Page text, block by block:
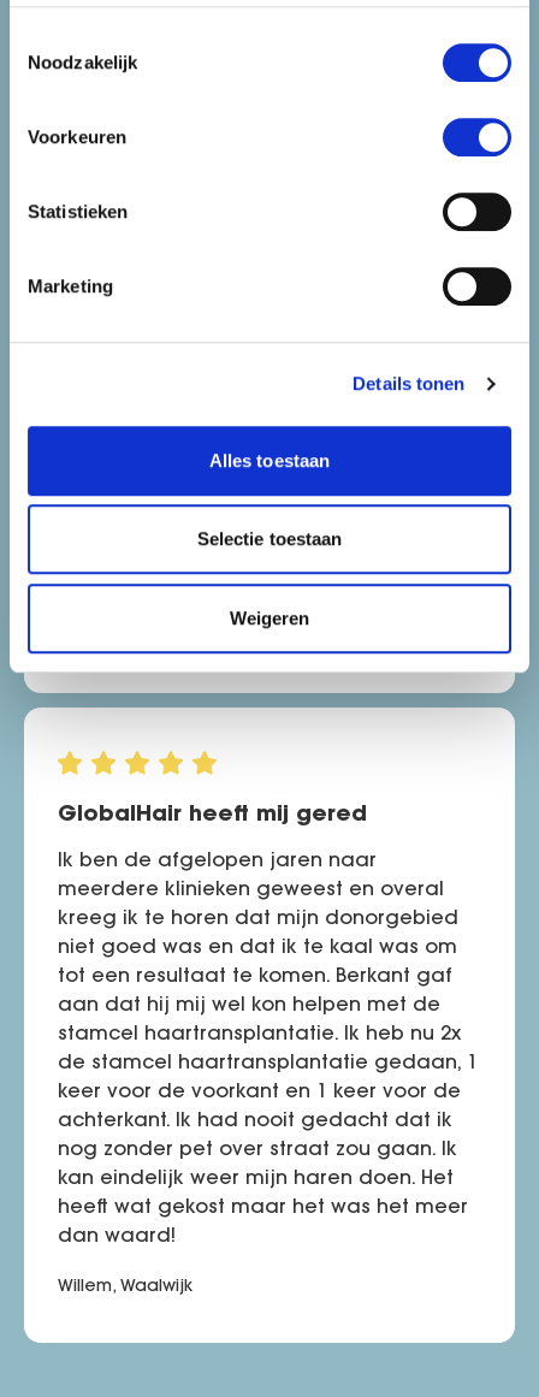
Noodzakelijk
Voorkeuren
Statistieken
Marketing
Details tonen
Alles toestaan
Selectie toestaan
Weigeren
Anita
Jarenlang heb ik het uitgesteld en zelfs
moest maken naar huis. Wat ben ik blij
werkelijk prijzenswaardig. Lieve mensen,
zonder enige haast en met zoveel
geduld hebben ze me er doorheen
heb gemaakt! Bedankt globalhair!
GlobalHair heeft mij gered
Ik ben de afgelopen jaren naar
meerdere klinieken geweest en overal
kreeg ik te horen dat mijn donorgebied
niet goed was en dat ik te kaal was om
tot een resultaat te komen. Berkant gaf
aan dat hij mij wel kon helpen met de
stamcel haartransplantatie. Ik heb nu 2x
de stamcel haartransplantatie gedaan, 1
keer voor de voorkant en 1 keer voor de
achterkant. Ik had nooit gedacht dat ik
nog zonder pet over straat zou gaan. Ik
kan eindelijk weer mijn haren doen. Het
heeft wat gekost maar het was het meer
dan waard!
Willem, Waalwijk